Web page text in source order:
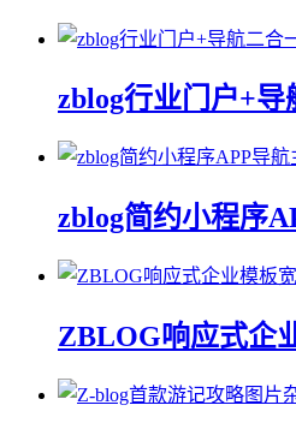
zblog行业门户+
zblog简约小程序
ZBLOG响应式企